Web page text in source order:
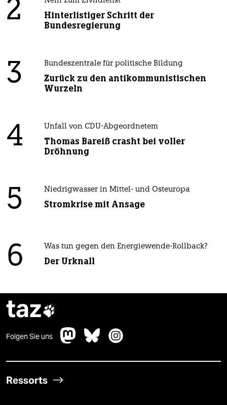
2
Hinterlistiger Schritt der
Bundesregierung
3 Bundeszentrale für politische Bildung
Zurück zu den antikommunistischen
Wurzeln
4 Unfall von CDU-Abgeordnetem
Thomas Bareiß crasht bei voller
Dröhnung
5 Niedrigwasser in Mittel- und Osteuropa
Stromkrise mit Ansage
6 Was tun gegen den Energiewende-Rollback?
Der Urknall
taz
Folgen Sie uns
Ressorts